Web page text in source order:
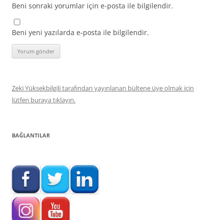
Beni sonraki yorumlar için e-posta ile bilgilendir.
Beni yeni yazılarda e-posta ile bilgilendir.
Zeki Yüksekbilgili tarafından yayınlanan bültene üye olmak için
lütfen buraya tıklayın.
BAĞLANTILAR